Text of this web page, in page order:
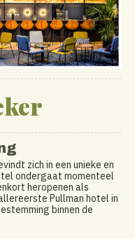
zich in een unieke en
ondergaat momenteel
heropenen als
Pullman hotel in
binnen de